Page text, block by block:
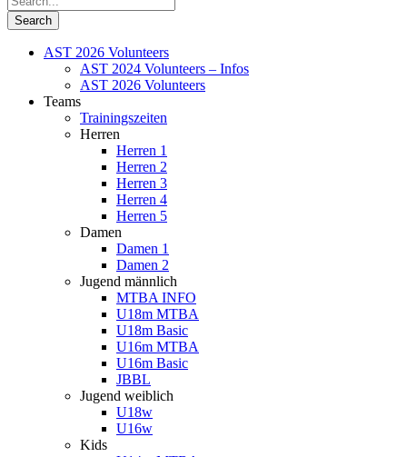
AST 2026 Volunteers
AST 2024 Volunteers – Infos
AST 2026 Volunteers
Teams
Trainingszeiten
Herren
Herren 1
Herren 2
Herren 3
Herren 4
Herren 5
Damen
Damen 1
Damen 2
Jugend männlich
MTBA INFO
U18m MTBA
U18m Basic
U16m MTBA
U16m Basic
JBBL
Jugend weiblich
U18w
U16w
Kids